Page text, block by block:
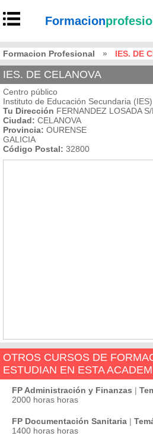
Formacion
Formacion Profesional » IES. DE
IES. DE CELANOVA
Centro público
Instituto de Educación Secundaria (IES)
Tu Dirección FERNANDEZ LOSADA S/
Ciudad: CELANOVA
Provincia: OURENSE
GALICIA
Código Postal: 32800
OTROS CURSOS DE
ESTUDIAN EN ESTA
FP Administración y Finanzas |
2000 horas horas
FP Documentación Sanitaria |
1400 horas horas